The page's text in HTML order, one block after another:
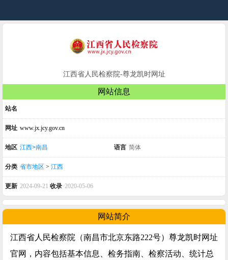
江西省人民检察院-尊龙凯时网址
网站信息
站名
网址 www.jx.jcy.gov.cn
地区 江西>南昌 语言 简体
分类 省市地区 > 江西
更新 2024-09-21 收录 2020-05-06
网站简介
江西省人民检察院（南昌市北京东路222号）尊龙凯时网址
官网，内容包括基本信息、检务指南、检察活动、统计总